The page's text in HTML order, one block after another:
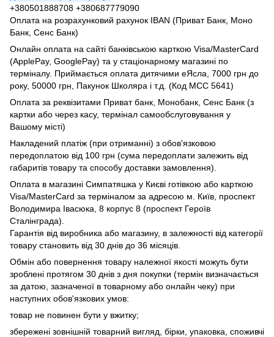
+380501888708 +380687779090
Оплата на розрахунковий рахунок IBAN (Приват Банк, Моно
Банк, Сенс Банк)
Онлайн оплата на сайті банківською карткою Visa/MasterCard
(ApplePay, GooglePay) та у стаціонарному магазині по
терміналу. Приймається оплата дитячими еЯсла, 7000 грн до
року, 50000 грн, Пакунок Школяра і т.д. (Код МСС 5641)
Оплата за реквізитами Приват банк, Монобанк, Сенс Банк (з
картки або через касу, термінал самообслуговування у
Вашому місті)
Накладений платіж (при отриманні) з обов'язковою
передоплатою від 100 грн (сума передоплати залежить від
габаритів товару та способу доставки замовлення).
Оплата в магазині Симпатяшка у Києві готівкою або карткою
Visa/MasterCard за терміналом за адресою м. Київ, проспект
Володимира Івасюка, 8 корпус 8 (проспект Героїв
Сталінграда).
Гарантія від виробника або магазину, в залежності від категорії
товару становить від 30 днів до 36 місяців.
Обмін або повернення товару належної якості можуть бути
зроблені протягом 30 днів з дня покупки (термін визначається
за датою, зазначеної в товарному або онлайн чеку) при
наступних обов'язкових умов:
товар не повинен бути у вжитку;
збережені зовнішній товарний вигляд, бірки, упаковка, споживчі